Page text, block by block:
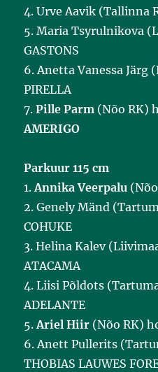
4. Urve Aavik (Tallinna
5. Maria Tsyrulnikova
GASTONS
6. Anetta Vanessa Järg
PIRELLA
7.Pille Parm (Nõo RK)
AMERIGO
Parkuur 115 cm
1.Annika Veerpalu
2. Genely Mänd
COHUKE
3. Helina Kalev
ATACAMA
4. Liisi Põldots
ADELANTE
5.Ariel Hiir (Nõo RK)
6. Anett Pullerits
THOBIAS LAUWES